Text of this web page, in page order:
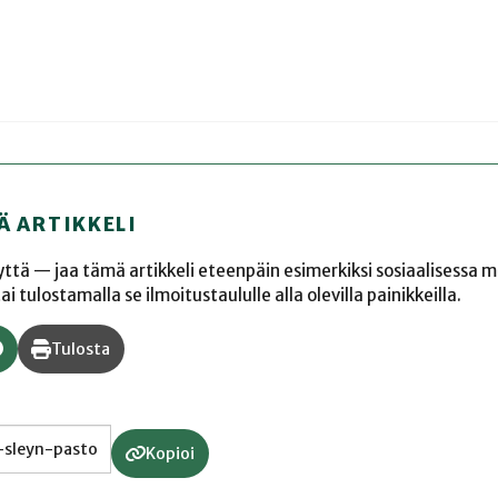
ARTIKKELI
— jaa tämä artikkeli eteenpäin esimerkiksi sosiaalisessa
tulostamalla se ilmoitustaululle alla olevilla painikkeilla.
Tulosta
Kopioi